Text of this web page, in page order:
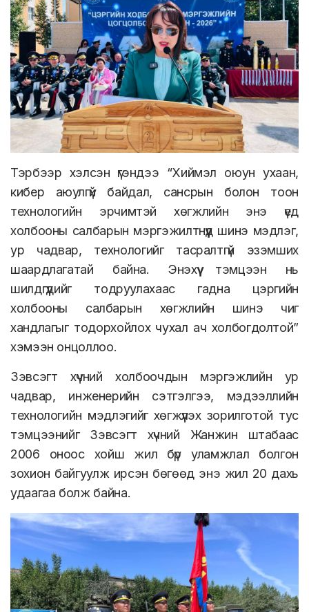
Тэрбээр хэлсэн үгэндээ “Хиймэл оюун ухаан,
кибер аюулгүй байдал, сансрын болон тоон
технологийн эрчимтэй хөгжлийн энэ үед
холбооны салбарын мэргэжилтнүүд шинэ мэдлэг,
ур чадвар, технологийг тасралтгүй эзэмших
шаардлагатай байна. Энэхүү тэмцээн нь
шилдгүүдийг тодруулахаас гадна цэргийн
холбооны салбарын хөгжлийн шинэ чиг
хандлагыг тодорхойлох чухал ач холбогдолтой”
хэмээн онцоллоо.
Зэвсэгт хүчний холбоочдын мэргэжлийн ур
чадвар, инженерийн сэтгэлгээ, мэдээллийн
технологийн мэдлэгийг хөгжүүлэх зорилготой тус
тэмцээнийг Зэвсэгт хүчний Жанжин штабаас
2006 оноос хойш жил бүр уламжлал болгон
зохион байгуулж ирсэн бөгөөд энэ жил 20 дахь
удаагаа болж байна.